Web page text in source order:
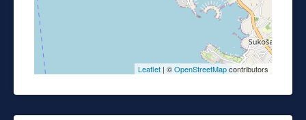
Leaflet | ©OpenStreetMapcontributors